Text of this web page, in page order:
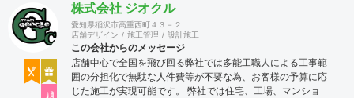
株式会社 ジオクル
愛知県稲沢市高重西町４３－２
店舗デザイン
施工管理 設計施工
この会社からのメッセージ
店舗中心で全国を飛び回る弊社では多能工職人による工事範
囲の分担化で無駄な人件費等が不要な為、お客様の予算に応
じた施工が実現可能です。 弊社では住宅、工場、マンショ